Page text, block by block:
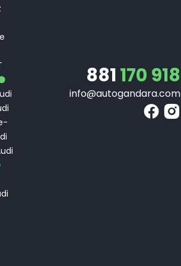
881170 918
info@autogandara.com